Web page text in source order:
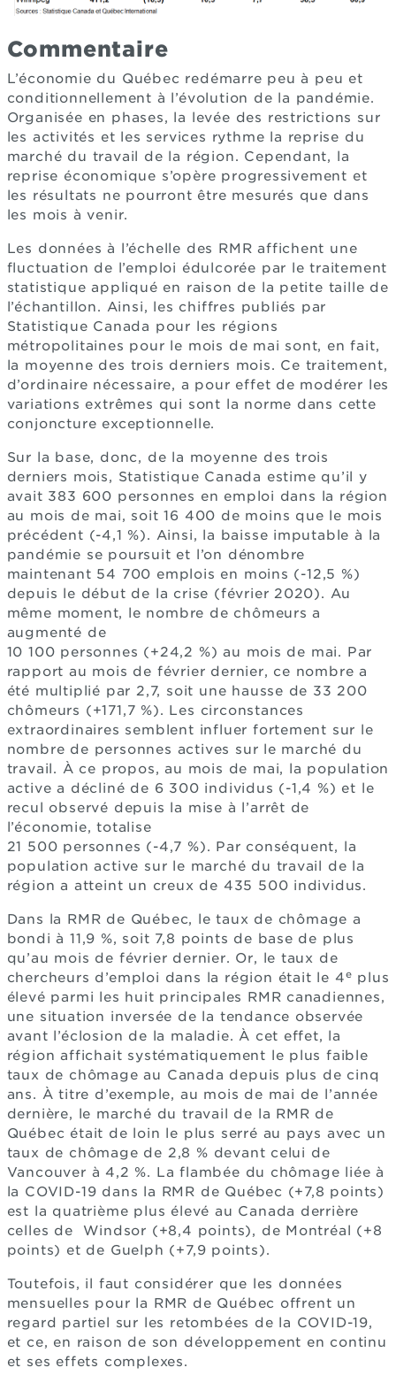
Commentaire
L’économie du Québec redémarre peu à peu et
conditionnellement à l’évolution de la pandémie.
Organisée en phases, la levée des restrictions sur
les activités et les services rythme la reprise du
marché du travail de la région. Cependant, la
reprise économique s’opère progressivement et
les résultats ne pourront être mesurés que dans
les mois à venir.
Les données à l’échelle des RMR affichent une
fluctuation de l’emploi édulcorée par le traitement
statistique appliqué en raison de la petite taille de
l’échantillon. Ainsi, les chiffres publiés par
Statistique Canada pour les régions
métropolitaines pour le mois de mai sont, en fait,
la moyenne des trois derniers mois. Ce traitement,
d’ordinaire nécessaire, a pour effet de modérer les
variations extrêmes qui sont la norme dans cette
conjoncture exceptionnelle.
Sur la base, donc, de la moyenne des trois
derniers mois, Statistique Canada estime qu’il y
avait 383 600 personnes en emploi dans la région
au mois de mai, soit 16 400 de moins que le mois
précédent (-4,1 %). Ainsi, la baisse imputable à la
pandémie se poursuit et l’on dénombre
maintenant 54 700 emplois en moins (-12,5 %)
depuis le début de la crise (février 2020). Au
même moment, le nombre de chômeurs a
augmenté de
10 100 personnes (+24,2 %) au mois de mai. Par
rapport au mois de février dernier, ce nombre a
été multiplié par 2,7, soit une hausse de 33 200
chômeurs (+171,7 %). Les circonstances
extraordinaires semblent influer fortement sur le
nombre de personnes actives sur le marché du
travail. À ce propos, au mois de mai, la population
active a décliné de 6 300 individus (-1,4 %) et le
recul observé depuis la mise à l’arrêt de
l’économie, totalise
21 500 personnes (-4,7 %). Par conséquent, la
population active sur le marché du travail de la
région a atteint un creux de 435 500 individus.
Dans la RMR de Québec, le taux de chômage a
bondi à 11,9 %, soit 7,8 points de base de plus
qu’au mois de février dernier. Or, le taux de
chercheurs d’emploi dans la région était le 4e plus
élevé parmi les huit principales RMR canadiennes,
une situation inversée de la tendance observée
avant l’éclosion de la maladie. À cet effet, la
région affichait systématiquement le plus faible
taux de chômage au Canada depuis plus de cinq
ans. À titre d’exemple, au mois de mai de l’année
dernière, le marché du travail de la RMR de
Québec était de loin le plus serré au pays avec un
taux de chômage de 2,8 % devant celui de
Vancouver à 4,2 %. La flambée du chômage liée à
la COVID-19 dans la RMR de Québec (+7,8 points)
est la quatrième plus élevé au Canada derrière
celles de Windsor (+8,4 points), de Montréal (+8
points) et de Guelph (+7,9 points).
Toutefois, il faut considérer que les données
mensuelles pour la RMR de Québec offrent un
regard partiel sur les retombées de la COVID-19,
et ce, en raison de son développement en continu
et ses effets complexes.